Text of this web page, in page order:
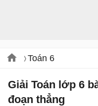
Toán 6
Giải Toán lớp 6
đoạn thẳng